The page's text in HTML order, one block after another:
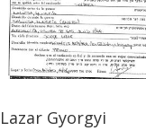
Lazar Gyorgyi